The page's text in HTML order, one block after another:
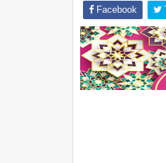
Facebook